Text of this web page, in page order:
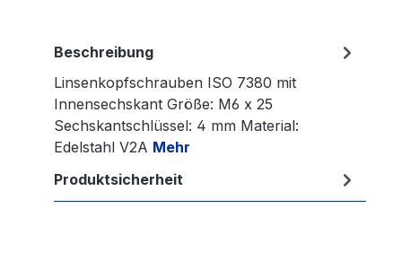
Beschreibung
Linsenkopfschrauben ISO 7380 mit
Innensechskant Größe: M6 x 25
Sechskantschlüssel: 4 mm Material:
Edelstahl V2A Mehr
Produktsicherheit